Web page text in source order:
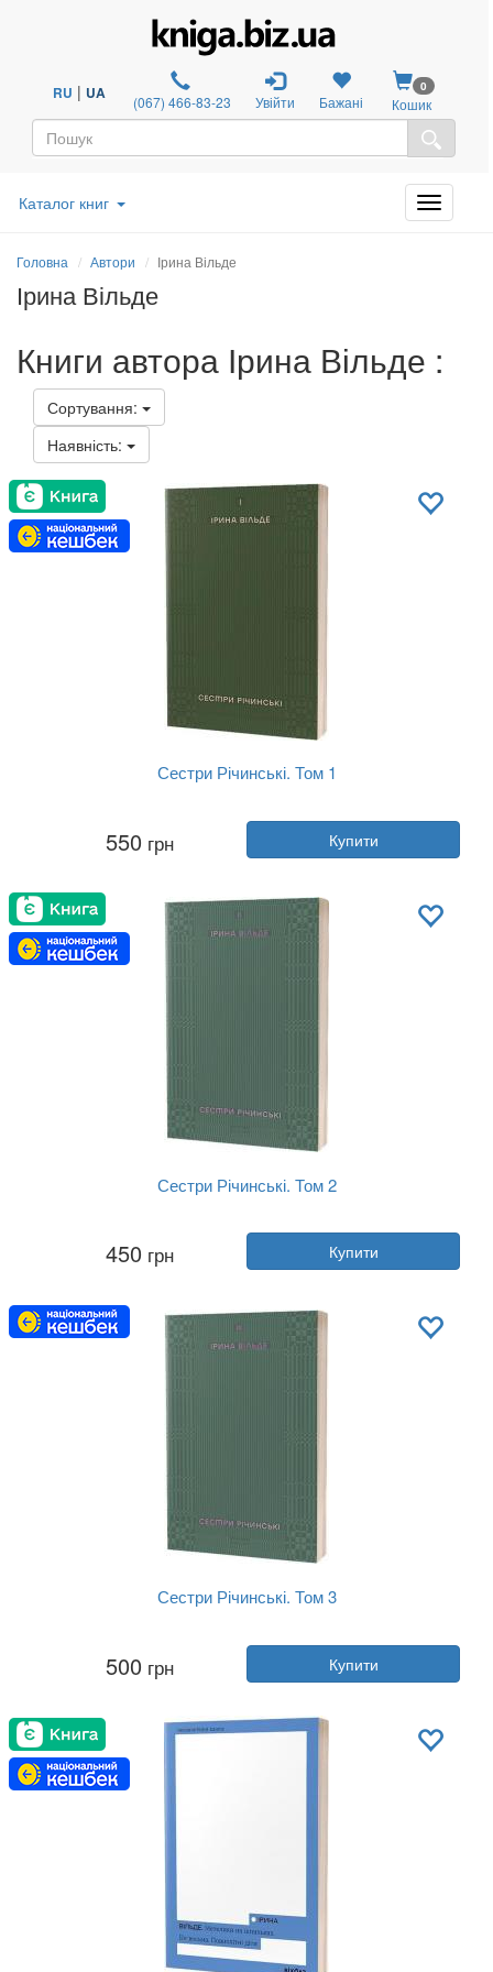
RU | UA (067) 466-83-23 Увійти Бажані
0
Кошик
Каталог книг
Головна Автори Ірина Вільде
Ірина Вільде
Книги автора Ірина Вільде :
Сортування:
Наявність:
Сестри Річинські. Том 1
Ірина Вільде
Видавництво:Віхола
Мова:Українська
550 грн Купити
Сестри Річинські. Том 2
Ірина Вільде
Видавництво:Віхола
Мова:Українська
450 грн Купити
Сестри Річинські. Том 3
Ірина Вільде
Видавництво:Віхола
Мова:Українська
500 грн Купити